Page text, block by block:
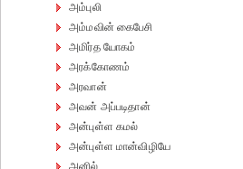
அம்புலி
அம்மவின் கைபேசி
அமிர்த யோகம்
அரக்கோணம்
அரவான்
அவன் அப்படிதான்
அன்புள்ள கமல்
அன்புள்ள மான்விழியே
அனில்